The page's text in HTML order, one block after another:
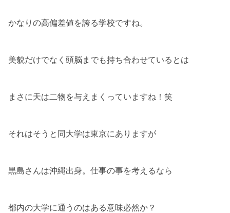
かなりの高偏差値を誇る学校ですね。
美貌だけでなく頭脳までも持ち合わせているとは
まさに天は二物を与えまくっていますね！笑
それはそうと同大学は東京にありますが
黒島さんは沖縄出身。仕事の事を考えるなら
都内の大学に通うのはある意味必然か？